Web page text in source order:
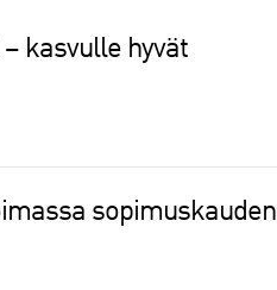
kasvulle hyvät
sopimuskauden